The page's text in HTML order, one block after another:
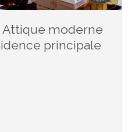
moderne
principale